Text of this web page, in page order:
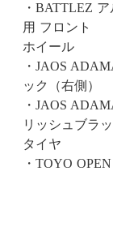
・BATTLEZ
用 フロント
ホイール
・JAOS
ック（右側）
・JAOS
リッシュブラ
タイヤ
・TOYO